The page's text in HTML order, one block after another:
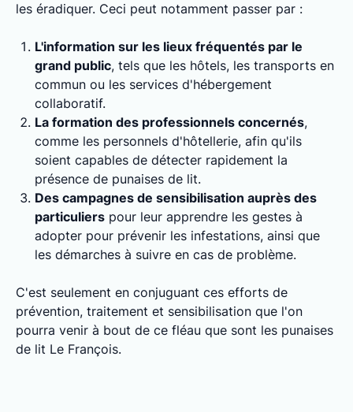
les éradiquer. Ceci peut notamment passer par :
L'information sur les lieux fréquentés par le
grand public, tels que les hôtels, les transports en
commun ou les services d'hébergement
collaboratif.
La formation des professionnels concernés,
comme les personnels d'hôtellerie, afin qu'ils
soient capables de détecter rapidement la
présence de punaises de lit.
Des campagnes de sensibilisation auprès des
particuliers pour leur apprendre les gestes à
adopter pour prévenir les infestations, ainsi que
les démarches à suivre en cas de problème.
C'est seulement en conjuguant ces efforts de
prévention, traitement et sensibilisation que l'on
pourra venir à bout de ce fléau que sont les punaises
de lit Le François.